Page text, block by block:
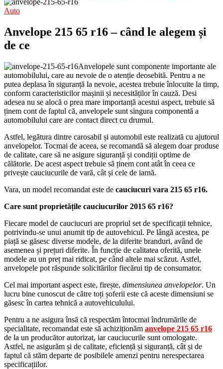
Auto
Anvelope 215 65 r16 – când le alegem și
de ce
Anvelopele sunt componente importante ale
automobilului, care au nevoie de o atenție deosebită. Pentru a ne
putea deplasa în siguranță la nevoie, acestea trebuie înlocuite la timp,
conform caracteristicilor mașinii și necesităților în cauză. Desi
adesea nu se alocă o prea mare importanță acestui aspect, trebuie să
ținem cont de faptul că, anvelopele sunt singura componentă a
automobilului care are contact direct cu drumul.
Astfel, legătura dintre carosabil și automobil este realizată cu ajutorul
anvelopelor. Tocmai de aceea, se recomandă să alegem doar produse
de calitate, care să ne asigure siguranță și condiții optime de
călătorie. De acest aspect trebuie să ținem cont atât în ceea ce
privește cauciucurile de vară, cât și cele de iarnă.
Vara, un model recomandat este de cauciucuri vara 215 65 r16.
Care sunt proprietățile cauciucurilor 2015 65 r16?
Fiecare model de cauciucuri are propriul set de specificații tehnice,
potrivindu-se unui anumit tip de autovehicul. Pe lângă acestea, pe
piață se găsesc diverse modele, de la diferite branduri, având de
asemenea și prețuri diferite. În funcție de calitatea oferită, unele
modele au un preț mai ridicat, pe când altele mai scăzut. Astfel,
anvelopele pot răspunde solicitărilor fiecărui tip de consumator.
Cel mai important aspect este, firește, dimensiunea anvelopelor. Un
lucru bine cunoscut de către toți șoferii este că aceste dimensiuni se
găsesc în cartea tehnică a autovehiculului.
Pentru a ne asigura însă că respectăm întocmai îndrumările de
specialitate, recomandat este să achiziționăm anvelope 215 65 r16
de la un producător autorizat, iar cauciucurile sunt omologate.
Astfel, ne asigurăm și de calitate, eficiență și siguranță, cât și de
faptul că stăm departe de posibilele amenzi pentru nerespectarea
specificațiilor.